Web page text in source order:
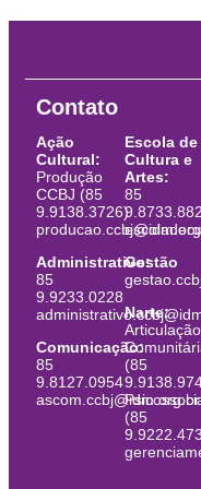
Contato
Ação
Cultural:
Produção
CCBJ (85
9.9138.3726)
Administrativo:
85
9.9233.0228
Comunicação:
85
9.8127.0954
ascom.ccbj@idm.org.br
Escola de
Cultura e
Artes:
85
Gestão
Narte:
Articulação
(85
(85